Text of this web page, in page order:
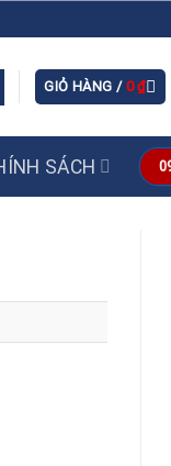
GIỎ HÀNG / 0₫
SÁCH